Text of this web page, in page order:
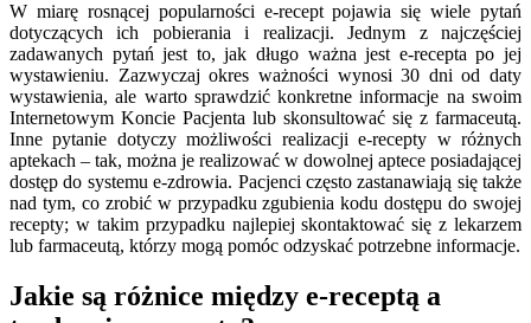
W miarę rosnącej popularności e-recept pojawia się wiele pytań
dotyczących ich pobierania i realizacji. Jednym z najczęściej
zadawanych pytań jest to, jak długo ważna jest e-recepta po jej
wystawieniu. Zazwyczaj okres ważności wynosi 30 dni od daty
wystawienia, ale warto sprawdzić konkretne informacje na swoim
Internetowym Koncie Pacjenta lub skonsultować się z farmaceutą.
Inne pytanie dotyczy możliwości realizacji e-recepty w różnych
aptekach – tak, można je realizować w dowolnej aptece posiadającej
dostęp do systemu e-zdrowia. Pacjenci często zastanawiają się także
nad tym, co zrobić w przypadku zgubienia kodu dostępu do swojej
recepty; w takim przypadku najlepiej skontaktować się z lekarzem
lub farmaceutą, którzy mogą pomóc odzyskać potrzebne informacje.
Jakie są różnice między e-receptą a